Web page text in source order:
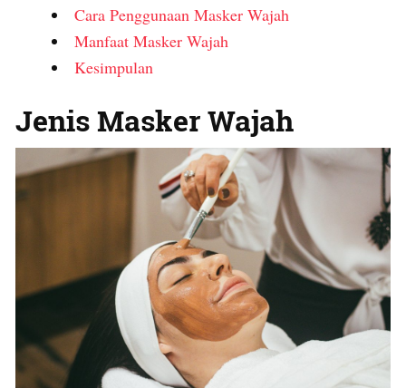
Cara Penggunaan Masker Wajah
Manfaat Masker Wajah
Kesimpulan
Jenis Masker Wajah